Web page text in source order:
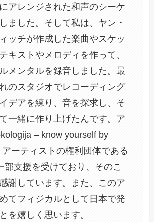
アレンジされた和声のシーケ
ました。そして私は、ヤン・
ッチが作成した楽曲やスケッ
キストやメロディを作って、
メンタルを録音しました。最
のスタジオでレコーディング
デアを練り、音を探求し、そ
一緒に作り上げたんです。ア
– know yourself by
ーティストの権利団体である
部支援を受けており、そのこ
謝しています。また、このア
てフィジカルとして日本で発
を嬉しく思います。